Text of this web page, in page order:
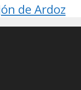
de Ardoz